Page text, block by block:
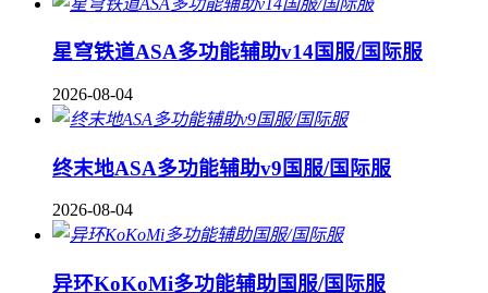
星穹铁道ASA多功能辅助v14国服/国际服
2026-08-04
终末地ASA多功能辅助v9国服/国际服
2026-08-04
异环KoKoMi多功能辅助国服/国际服